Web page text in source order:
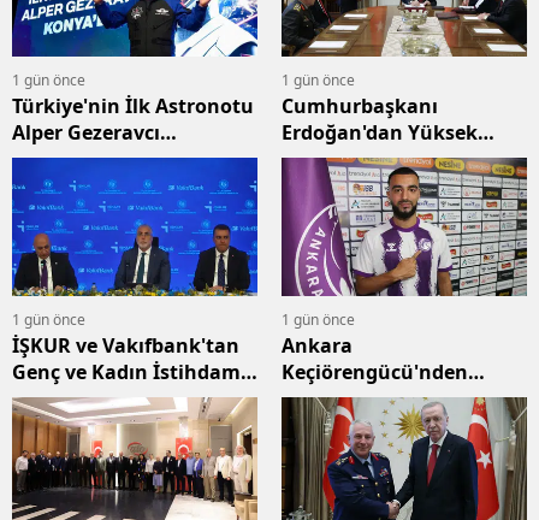
1 gün önce
Türkiye'nin İlk Astronotu
Alper Gezeravcı
Tuğgeneral Oldu
1 gün önce
Cumhurbaşkanı
Erdoğan'dan Yüksek
Askerî Şûra Kararları
Açıklaması
1 gün önce
İŞKUR ve Vakıfbank'tan
Genç ve Kadın İstihdamı
İçin Yeni Protokol
1 gün önce
Ankara
Keçiörengücü'nden
Savunmaya Takviye:
Yunus Bahadır İmzayı
Attı